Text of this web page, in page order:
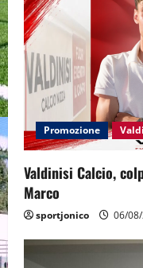
Promozione
Valdinisi Calcio,
Marco
sportjonico 06/